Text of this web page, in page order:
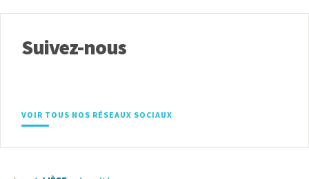
Suivez-nous
VOIR TOUS NOS RÉSEAUX SOCIAUX